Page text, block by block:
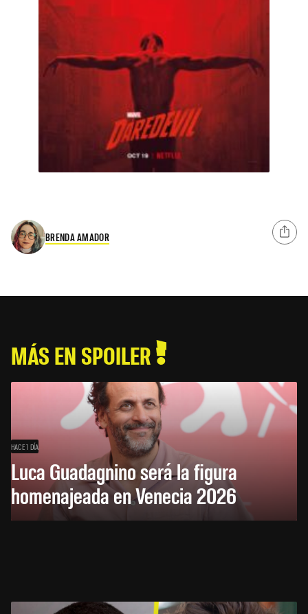
BRENDA AMADOR
MÁS EN SPOILER
HACE 1 DÍA
Luca Guadagnino será la figura
homenajeada en Venecia 2026